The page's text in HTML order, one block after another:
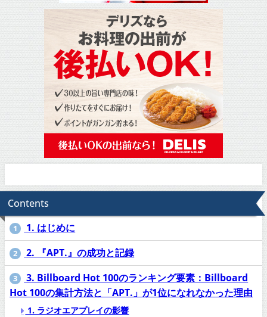
Contents
1 1. はじめに
2 2. 『APT.』の成功と記録
3
3. Billboard Hot 100のランキング要素：Billboard
Hot 100の集計方法と「APT.」が1位になれなかった理由
1. ラジオエアプレイの影響